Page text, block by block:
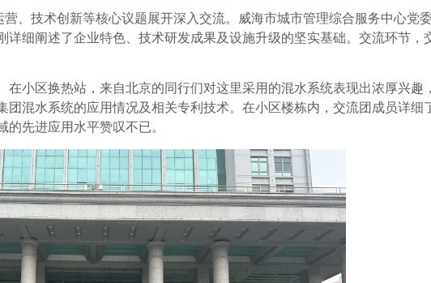
、技术创新等核心议题展开深入交流。威海市城市管理综合服务中心党
细阐述了企业特色、技术研发成果及设施升级的坚实基础。交流环节，
小区换热站，来自北京的同行们对这里采用的混水系统表现出浓厚兴趣
混水系统的应用情况及相关专利技术。在小区楼栋内，交流团成员详细
先进应用水平赞叹不已。